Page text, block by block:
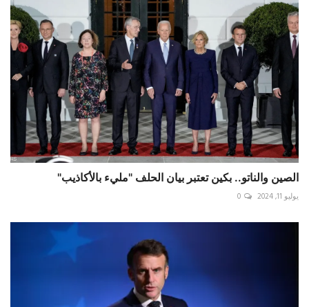
الصين والناتو.. بكين تعتبر بيان الحلف "مليء بالأكاذيب"
يوليو 11, 2024 0